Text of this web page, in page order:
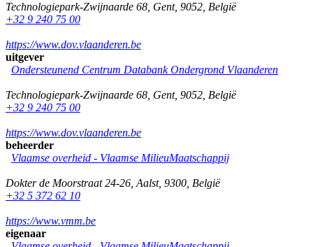
Technologiepark-Zwijnaarde 68 Gent, 9052 België
+32 9 240 75 00
https://www.dov.vlaanderen.be
uitgever
Ondersteunend Centrum Databank Ondergrond Vlaanderen
Technologiepark-Zwijnaarde 68 Gent, 9052 België
+32 9 240 75 00
https://www.dov.vlaanderen.be
beheerder
Vlaamse overheid - Vlaamse MilieuMaatschappij
Dokter de Moorstraat 24-26 Aalst, 9300 België
+32 5 372 62 10
https://www.vmm.be
eigenaar